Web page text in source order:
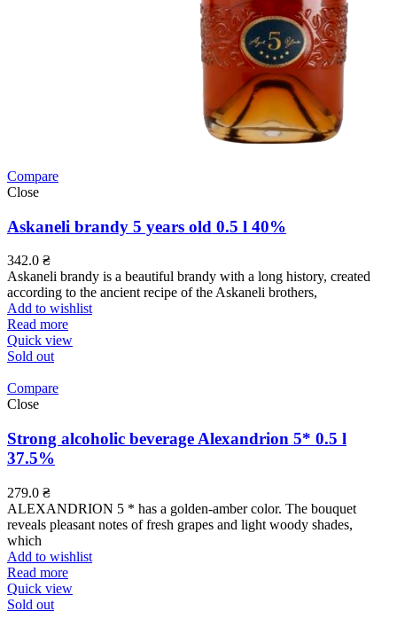
Compare
Close
Askaneli brandy 5 years old 0.5 l 40%
342.0 ₴
Askaneli brandy is a beautiful brandy with a long history, created
according to the ancient recipe of the Askaneli brothers,
Add to wishlist
Read more
Quick view
Sold out
Compare
Close
Strong alcoholic beverage Alexandrion 5* 0.5 l
37.5%
279.0 ₴
ALEXANDRION 5 * has a golden-amber color. The bouquet
reveals pleasant notes of fresh grapes and light woody shades,
which
Add to wishlist
Read more
Quick view
Sold out